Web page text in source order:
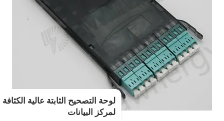
لمركز البيانات